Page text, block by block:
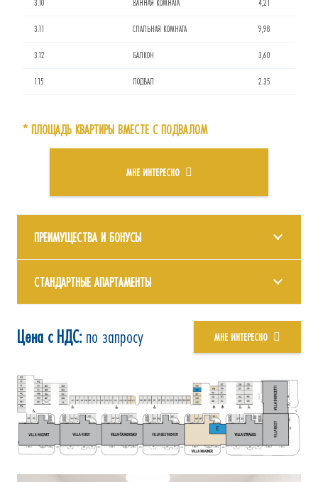
3.10 ВАННАЯ КОМНАТА 4,21
3.11 СПАЛЬНАЯ КОМНАТА 9,98
3.12 БАЛКОН 3,60
1.15 ПОДВАЛ 2.35
* ПЛОЩАДЬ КВАРТИРЫ ВМЕСТЕ С ПОДВАЛОМ
МНЕ ИНТЕРЕСНО
ПРЕИМУЩЕСТВА И БОНУСЫ
СТАНДАРТНЫЕ АПАРТАМЕНТЫ
Цена с НДС:по запросу МНЕ ИНТЕРЕСНО